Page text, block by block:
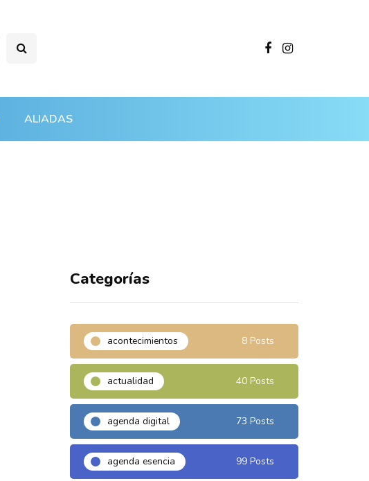
ALIADAS
Categorías
acontecimientos 8 Posts
actualidad 40 Posts
agenda digital 73 Posts
agenda esencia 99 Posts